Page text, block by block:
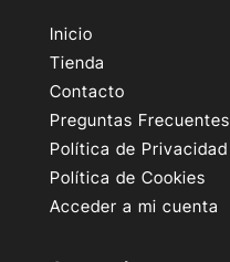
Inicio
Tienda
Contacto
Preguntas Frecuentes
Política de Privacidad
Política de Cookies
Acceder a mi cuenta